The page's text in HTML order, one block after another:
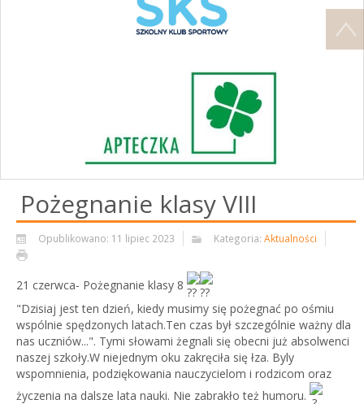
Pożegnanie klasy VIII
Opublikowano: 11 lipiec 2023 Kategoria: Aktualności
21 czerwca- Pożegnanie klasy 8
"Dzisiaj jest ten dzień, kiedy musimy się pożegnać po ośmiu
wspólnie spędzonych latach.Ten czas był szczególnie ważny dla
nas uczniów...". Tymi słowami żegnali się obecni już absolwenci
naszej szkoły.W niejednym oku zakręciła się łza. Byly
wspomnienia, podziękowania nauczycielom i rodzicom oraz
życzenia na dalsze lata nauki. Nie zabrakło też humoru.